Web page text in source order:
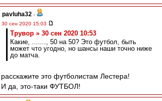
pavluha32 -
30 сен 2020 15:03
Трувор » 30 сен 2020 10:53
Какие, ......., 50 на 50? Это футбол, быть
может что угодно, но шансы наши точно ниже
до матча.
расскажите это футболистам Лестера!
И да, это-таки ФУТБОЛ!